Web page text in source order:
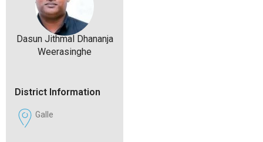
Dasun Jithmal Dhananja
Weerasinghe
District Information
Galle